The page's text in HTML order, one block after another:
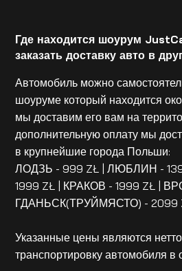
Где находится шоурум
заказать доставку авто в
Автомобиль можно
шоуруме который находится
мы доставим его вам на
дополнительную оплату мы
в крупнейшие города Польши:
ЛОДЗЬ - 999 ZŁ | ЛЮБЛИН -
1999 ZŁ | КРАКОВ - 1999 ZŁ |
ГДАНЬСК(ТРУЙМЯСТО) - 2099
Указанные цены являются
транспортировку автомобиля в